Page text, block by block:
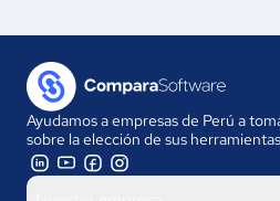
Ayudamos a empresas de Perú a
sobre la elección de sus